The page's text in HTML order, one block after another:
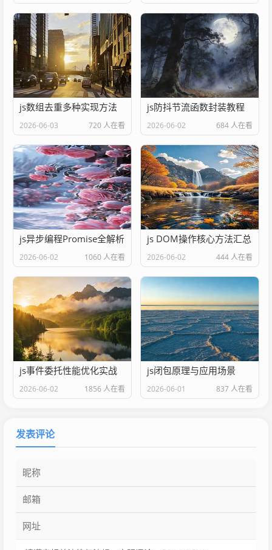
js数组去重多种实现方法
2026-06-03 720 人在看
js防抖节流函数封装教程
2026-06-02 684 人在看
js异步编程Promise全解析
2026-06-02 1060 人在看
js DOM操作核心方法汇总
2026-06-02 444 人在看
js事件委托性能优化实战
2026-06-02 1856 人在看
js闭包原理与应用场景
2026-06-01 837 人在看
发表评论